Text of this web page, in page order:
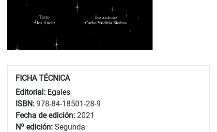
FICHA TÉCNICA
Editorial: Egales
ISBN: 978-84-18501-28-9
Fecha de edición: 2021
Nº edición: Segunda